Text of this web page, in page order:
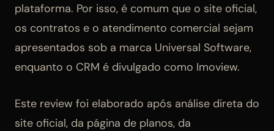
plataforma. Por isso, é comum que o site oficial,
os contratos e o atendimento comercial sejam
apresentados sob a marca Universal Software,
enquanto o CRM é divulgado como Imoview.
Este review foi elaborado após análise direta do
site oficial, da página de planos, da